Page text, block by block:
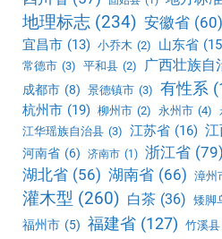
地理标志 (234) 安徽省 (60)
宜昌市 (13) 小乔木 (2) 山东省
常德市 (3) 平和县 (2) 广西壮族自
成都市 (8) 景德镇市 (3) 有性系
杭州市 (19) 柳州市 (2) 永州市 (4)
江华瑶族自治县 (3) 江苏省 (16)
河南省 (6) 济南市 (1) 浙江省 (79)
湖北省 (56) 湖南省 (66) 漳州
灌木型 (260) 白茶 (36) 矮脚
福州市 (5) 福建省 (127) 竹溪县